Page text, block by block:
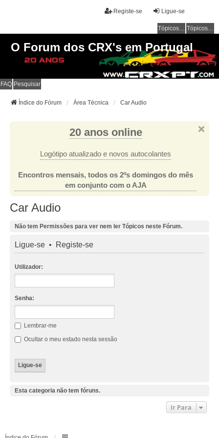
Ligue-se
Registe-se
Tópicos sem resposta Tópicos ativos
O Forum dos CRX's em Portugal
FAQ Pesquisar
Índice do Fórum Área Técnica Car Audio
20 anos online
Logótipo atualizado e novos autocolantes
Encontros mensais, todos os 2ºs domingos do mês
em conjunto com o AJA
Car Audio
Não tem Permissões para ver nem ler Tópicos neste Fórum.
Ligue-se • Registe-se
Utilizador:
Senha:
Lembrar-me
Ocultar o meu estado nesta sessão
Esta categoria não tem fóruns.
Ir Para